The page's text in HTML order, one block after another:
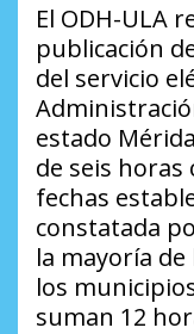
El ODH-ULA
publicación
del servicio
estado
de seis
fechas
constatada
la mayoría
los
suman 12